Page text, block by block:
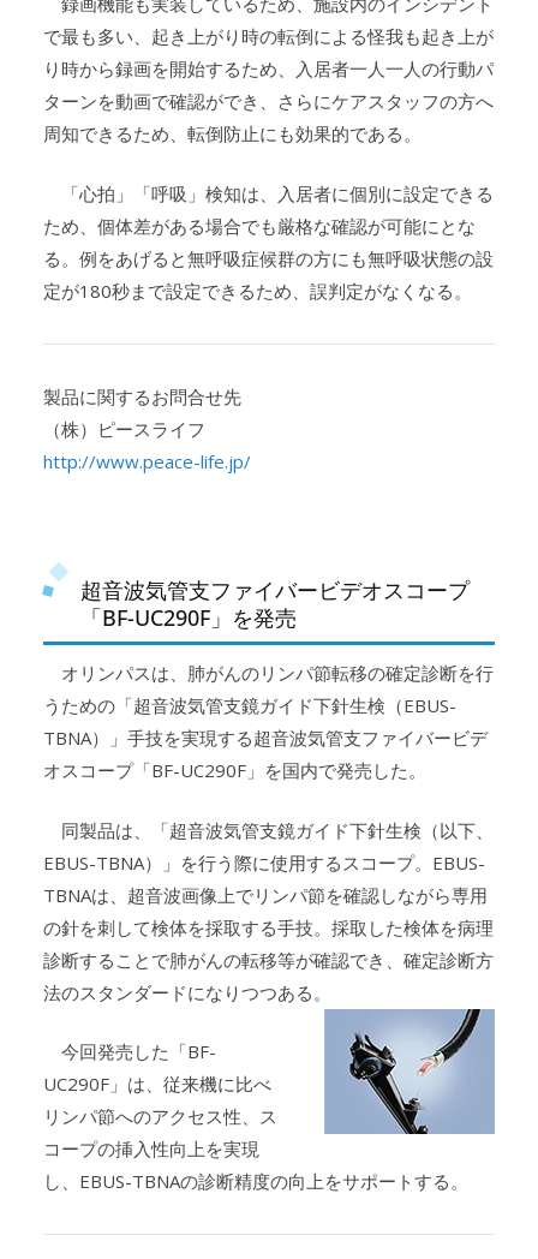
で最も多い、起き上がり時の転倒による怪我も起き上が
り時から録画を開始するため、入居者一人一人の行動パ
ターンを動画で確認ができ、さらにケアスタッフの方へ
周知できるため、転倒防止にも効果的である。
「心拍」「呼吸」検知は、入居者に個別に設定できる
ため、個体差がある場合でも厳格な確認が可能にとな
る。例をあげると無呼吸症候群の方にも無呼吸状態の設
定が180秒まで設定できるため、誤判定がなくなる。
製品に関するお問合せ先
（株）ピースライフ
http://www.peace-life.jp/
超音波気管支ファイバービデオスコープ
「BF-UC290F」を発売
オリンパスは、肺がんのリンパ節転移の確定診断を行
うための「超音波気管支鏡ガイド下針生検（EBUS-
TBNA）」手技を実現する超音波気管支ファイバービデ
オスコープ「BF-UC290F」を国内で発売した。
同製品は、「超音波気管支鏡ガイド下針生検（以下、
EBUS-TBNA）」を行う際に使用するスコープ。EBUS-
TBNAは、超音波画像上でリンパ節を確認しながら専用
の針を刺して検体を採取する手技。採取した検体を病理
診断することで肺がんの転移等が確認でき、確定診断方
法のスタンダードになりつつある。
今回発売した「BF-
UC290F」は、従来機に比べ
リンパ節へのアクセス性、ス
コープの挿入性向上を実現
し、EBUS-TBNAの診断精度の向上をサポートする。